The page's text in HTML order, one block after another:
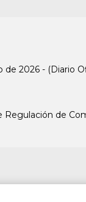
2026 - (Diario
Regulación de